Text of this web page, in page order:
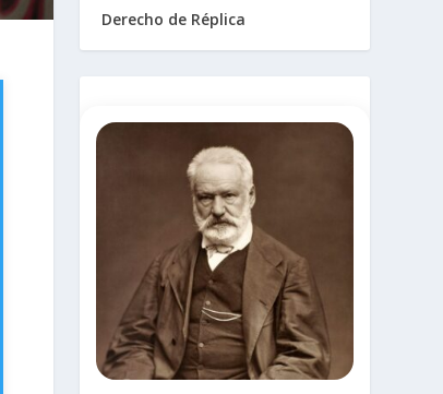
Derecho de Réplica